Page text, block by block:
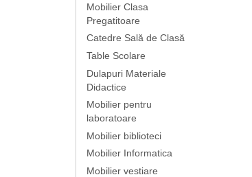
Mobilier Clasa
Pregatitoare
Catedre Sală de Clasă
Table Scolare
Dulapuri Materiale
Didactice
Mobilier pentru
laboratoare
Mobilier biblioteci
Mobilier Informatica
Mobilier vestiare